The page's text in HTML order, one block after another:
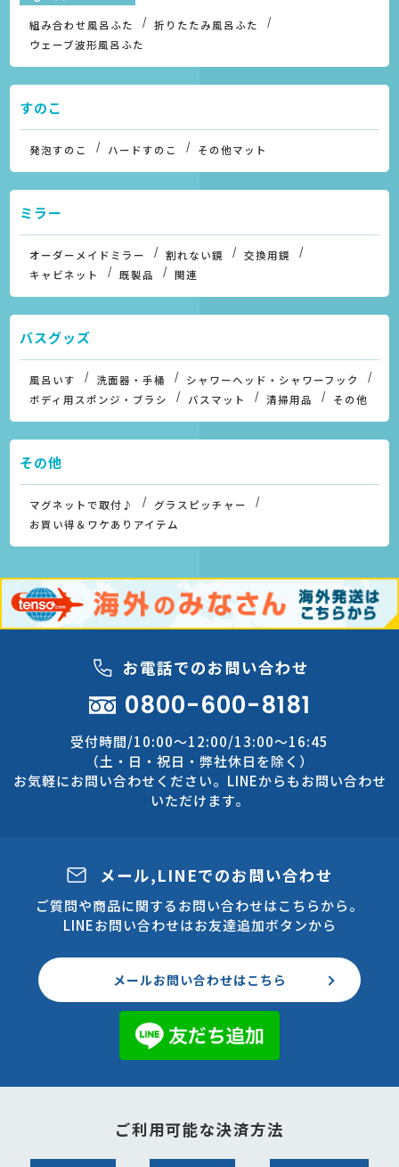
組み合わせ風呂ふた
折りたたみ風呂ふた
ウェーブ波形風呂ふた
すのこ
発泡すのこ ハードすのこ その他マット
ミラー
オーダーメイドミラー 割れない鏡
交換用鏡
キャビネット
既製品 関連
バスグッズ
風呂いす 洗面器・手桶
シャワーヘッド・シャワーフック
ボディ用スポンジ・ブラシ
バスマット 清掃用品 その他
その他
マグネットで取付♪
グラスピッチャー
お買い得＆ワケありアイテム
お電話でのお問い合わせ
0800-600-8181
受付時間/10:00～12:00/13:00～16:45
（土・日・祝日・弊社休日を除く）
お気軽にお問い合わせください。LINEからもお問い合わせ
いただけます。
メール,LINEでのお問い合わせ
ご質問や商品に関するお問い合わせはこちらから。
LINEお問い合わせはお友達追加ボタンから
メールお問い合わせはこちら
ご利用可能な決済方法